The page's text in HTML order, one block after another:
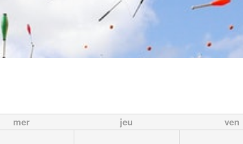
mer jeu ven